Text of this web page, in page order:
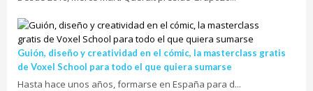
Guión, diseño y creatividad en el cómic, la masterclass gratis
de Voxel School para todo el que quiera sumarse
Hasta hace unos años, formarse en España para d...